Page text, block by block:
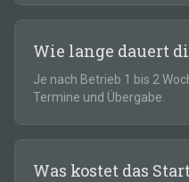
Wie lange dauert
Je nach Betrieb 1 bis 2
Termine und Übergabe.
Was kostet das